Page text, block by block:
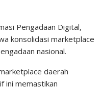
Pengadaan Digital,
konsolidasi marketplace
nasional.
daerah
ini memastikan